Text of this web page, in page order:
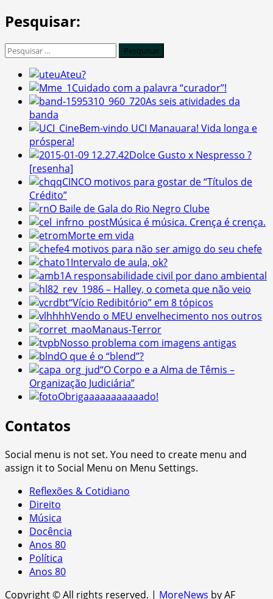
Pesquisar:
Pesquisar
Ateu?
Cuidado com a palavra “curador”!
As seis atividades da
banda
Bem-vindo UCI Manauara! Vida longa e
próspera!
Dolce Gusto x Nespresso ?
[resenha]
CINCO motivos para gostar de “Títulos de
Crédito”
O Baile de Gala do Rio Negro Clube
Música é música. Crença é crença.
Morte em vida
4 motivos para não ser amigo do seu chefe
Intervalo de aula, ok?
A responsabilidade civil por dano ambiental
1986 – Halley, o cometa que não veio
“Vício Redibitório” em 8 tópicos
Vendo o MEU envelhecimento nos outros
Manaus-Terror
Nosso problema com imagens antigas
O que é o “blend”?
“O Corpo e a Alma de Têmis –
Organização Judiciária”
Obrigaaaaaaaaaaado!
Contatos
Social menu is not set. You need to create menu and
assign it to Social Menu on Menu Settings.
Reflexões & Cotidiano
Direito
Música
Docência
Anos 80
Política
Anos 80
Copyright © All rights reserved. | MoreNews by AF